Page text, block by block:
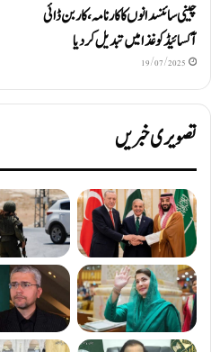
چینی سائنسدانوں کا کارنامہ، کاربن ڈائی
آکسائیڈ کو غذا میں تبدیل کردیا
19/07/2025
تصویری خبریں